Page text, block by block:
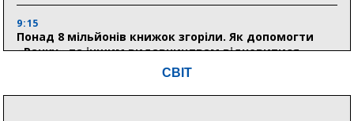
9:15
Понад 8 мільйонів книжок згоріли. Як допомогти
«Ранку» та іншим видавництвам відновитися
04 серпня
СВІТ